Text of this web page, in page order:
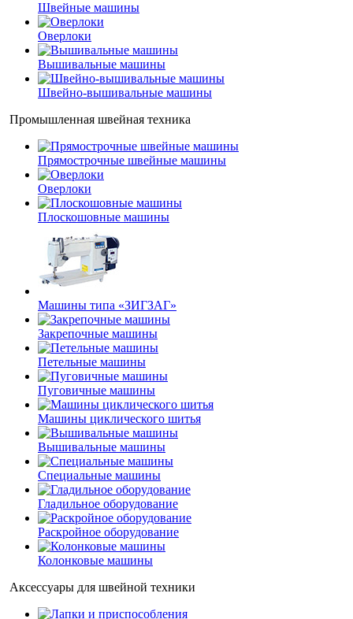
Швейные машины
Оверлоки
Вышивальные машины
Швейно-вышивальные машины
Промышленная швейная техника
Прямострочные швейные машины
Оверлоки
Плоскошовные машины
Машины типа «ЗИГЗАГ»
Закрепочные машины
Петельные машины
Пуговичные машины
Машины циклического шитья
Вышивальные машины
Специальные машины
Гладильное оборудование
Раскройное оборудование
Колонковые машины
Аксессуары для швейной техники